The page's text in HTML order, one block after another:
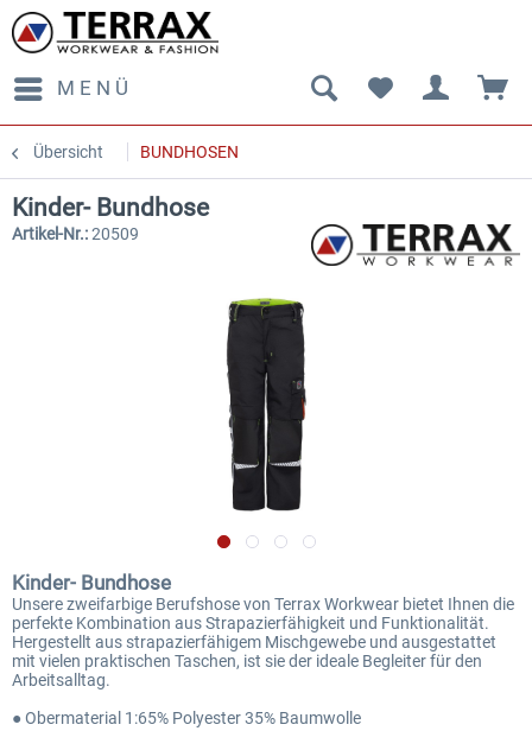
MENÜ
Übersicht BUNDHOSEN
Kinder- Bundhose
Artikel-Nr.:20509
Kinder- Bundhose
Unsere zweifarbige Berufshose von Terrax Workwear bietet Ihnen die
perfekte Kombination aus Strapazierfähigkeit und Funktionalität.
Hergestellt aus strapazierfähigem Mischgewebe und ausgestattet
mit vielen praktischen Taschen, ist sie der ideale Begleiter für den
Arbeitsalltag.
● Obermaterial 1:65% Polyester 35% Baumwolle